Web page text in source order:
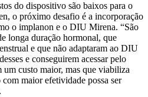
do dispositivo são baixos para o
o próximo desafio é a incorporação
o implanon e o DIU Mirena. “São
longa duração hormonal, que
e que não adaptaram ao DIU
e conseguirem acessar pelo
um custo maior, mas que viabiliza
maior efetividade possa ser